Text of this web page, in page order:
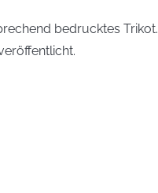
bedrucktes Trikot.